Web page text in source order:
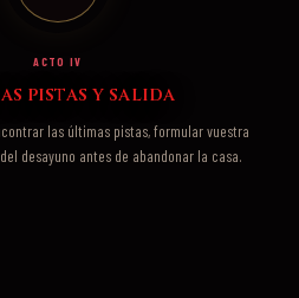
ACTO IV
pistas y salida
las últimas pistas, formular vuestra
desayuno antes de abandonar la casa.